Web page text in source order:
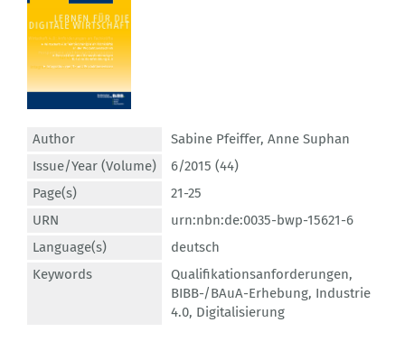
Author Sabine Pfeiffer, Anne Suphan
Issue/Year (Volume)
6/2015 (44)
Page(s)
21-25
URN
urn:nbn:de:0035-bwp-15621-6
Language(s)
deutsch
Keywords
Qualifikationsanforderungen,
BIBB-/BAuA-Erhebung, Industrie
4.0, Digitalisierung